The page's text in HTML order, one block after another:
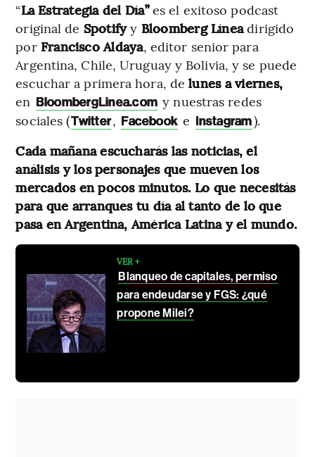
“La Estrategia del Día”es el exitoso podcast
original de Spotifyy Bloomberg Líneadirigido
por Francisco Aldaya, editor senior para
Argentina, Chile, Uruguay y Bolivia, y se puede
escuchar a primera hora, delunes a viernes,
en BloombergLinea.com y nuestras redes
sociales (Twitter, Facebook e Instagram).
Cada mañana escucharás las noticias, el
análisis y los personajes que mueven los
mercados en pocos minutos. Lo que necesitás
para que arranques tu día al tanto de lo que
pasa en Argentina, América Latina y el mundo.
VER +
Blanqueo de capitales, permiso
para endeudarse y FGS: ¿qué
propone Milei?